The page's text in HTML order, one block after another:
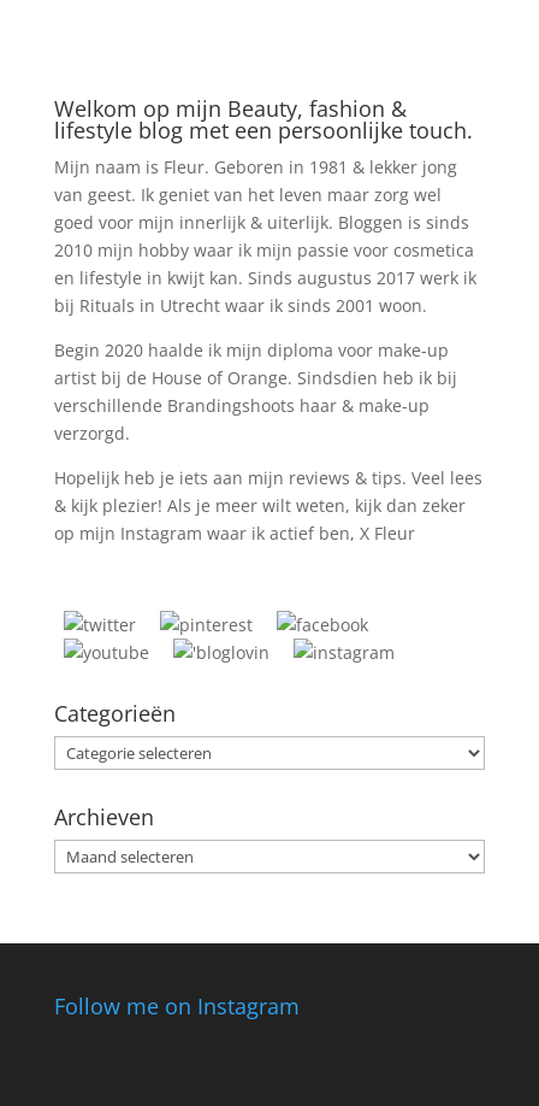
Welkom op mijn Beauty, fashion &
lifestyle blog met een persoonlijke touch.
Mijn naam is Fleur. Geboren in 1981 & lekker jong
van geest. Ik geniet van het leven maar zorg wel
goed voor mijn innerlijk & uiterlijk. Bloggen is sinds
2010 mijn hobby waar ik mijn passie voor cosmetica
en lifestyle in kwijt kan. Sinds augustus 2017 werk ik
bij Rituals in Utrecht waar ik sinds 2001 woon.
Begin 2020 haalde ik mijn diploma voor make-up
artist bij de House of Orange. Sindsdien heb ik bij
verschillende Brandingshoots haar & make-up
verzorgd.
Hopelijk heb je iets aan mijn reviews & tips. Veel lees
& kijk plezier! Als je meer wilt weten, kijk dan zeker
op mijn Instagram waar ik actief ben, X Fleur
Categorieën
Categorieën
Archieven
Archieven
Follow me on Instagram